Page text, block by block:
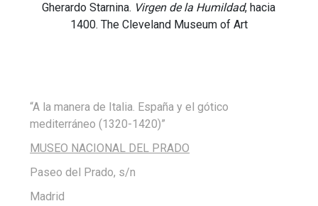
Gherardo Starnina. Virgen de la Humildad, hacia
1400. The Cleveland Museum of Art
“A la manera de Italia. España y el gótico
mediterráneo (1320-1420)”
MUSEO NACIONAL DEL PRADO
Paseo del Prado, s/n
Madrid